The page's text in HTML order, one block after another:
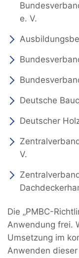
e. V.
Deutsche
Deutscher
V.
Die „PMBC-
Anwendung frei.
Umsetzung im
Anwenden